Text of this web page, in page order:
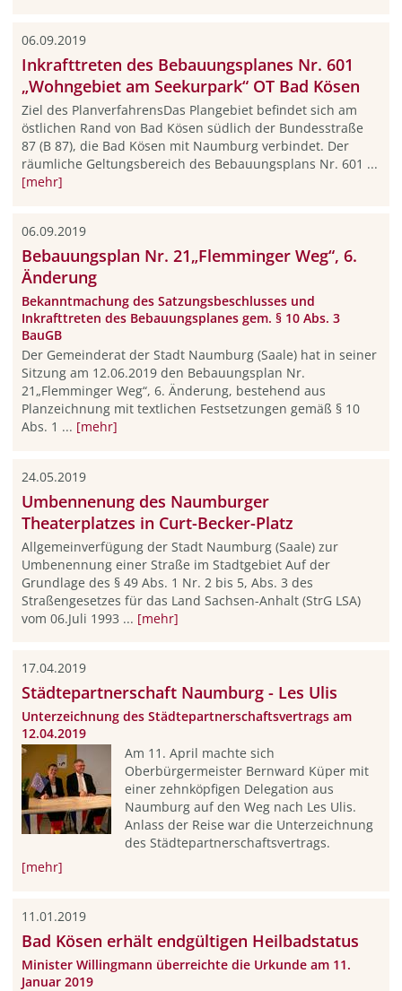
06.09.2019
Inkrafttreten des Bebauungsplanes Nr. 601
„Wohngebiet am Seekurpark“ OT Bad Kösen
Ziel des PlanverfahrensDas Plangebiet befindet sich am
östlichen Rand von Bad Kösen südlich der Bundesstraße
87 (B 87), die Bad Kösen mit Naumburg verbindet. Der
räumliche Geltungsbereich des Bebauungsplans Nr. 601 ...
[mehr]
06.09.2019
Bebauungsplan Nr. 21„Flemminger Weg“, 6.
Änderung
Bekanntmachung des Satzungsbeschlusses und
Inkrafttreten des Bebauungsplanes gem. § 10 Abs. 3
BauGB
Der Gemeinderat der Stadt Naumburg (Saale) hat in seiner
Sitzung am 12.06.2019 den Bebauungsplan Nr.
21„Flemminger Weg“, 6. Änderung, bestehend aus
Planzeichnung mit textlichen Festsetzungen gemäß § 10
Abs. 1 ... [mehr]
24.05.2019
Umbennenung des Naumburger
Theaterplatzes in Curt-Becker-Platz
Allgemeinverfügung der Stadt Naumburg (Saale) zur
Umbenennung einer Straße im Stadtgebiet Auf der
Grundlage des § 49 Abs. 1 Nr. 2 bis 5, Abs. 3 des
Straßengesetzes für das Land Sachsen-Anhalt (StrG LSA)
vom 06.Juli 1993 ... [mehr]
17.04.2019
Städtepartnerschaft Naumburg - Les Ulis
Unterzeichnung des Städtepartnerschaftsvertrags am
12.04.2019
Am 11. April machte sich
Oberbürgermeister Bernward Küper mit
einer zehnköpfigen Delegation aus
Naumburg auf den Weg nach Les Ulis.
Anlass der Reise war die Unterzeichnung
des Städtepartnerschaftsvertrags.
[mehr]
11.01.2019
Bad Kösen erhält endgültigen Heilbadstatus
Minister Willingmann überreichte die Urkunde am 11.
Januar 2019